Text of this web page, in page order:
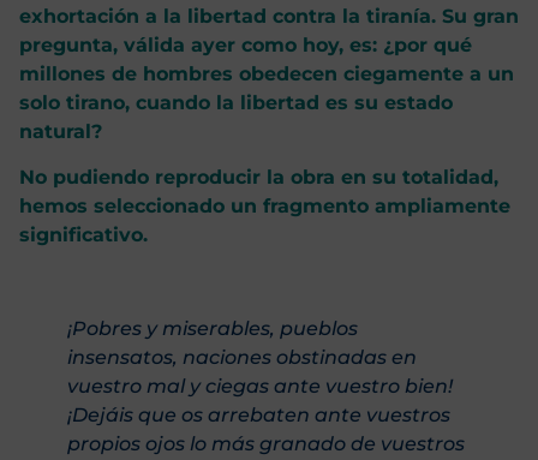
exhortación a la libertad contra la tiranía. Su gran
pregunta, válida ayer como hoy, es: ¿por qué
millones de hombres obedecen ciegamente a un
solo tirano, cuando la libertad es su estado
natural?
No pudiendo reproducir la obra en su totalidad,
hemos seleccionado un fragmento ampliamente
significativo.
¡Pobres y miserables, pueblos
insensatos, naciones obstinadas en
vuestro mal y ciegas ante vuestro bien!
¡Dejáis que os arrebaten ante vuestros
propios ojos lo más granado de vuestros